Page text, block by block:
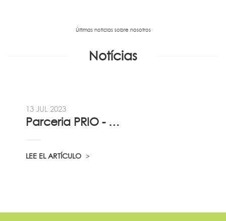
Últimas noticias sobre nosotros
Notícias
13 JUL 2023
Parceria PRIO - Viadireta - Goodafter...
LEE EL ARTÍCULO